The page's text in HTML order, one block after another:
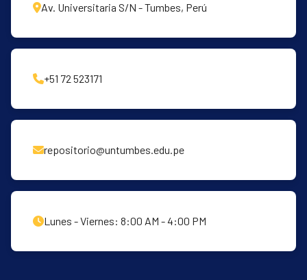
Av. Universitaria S/N - Tumbes, Perú
+51 72 523171
repositorio@untumbes.edu.pe
Lunes - Viernes: 8:00 AM - 4:00 PM